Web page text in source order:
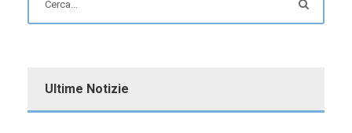
Ultime Notizie